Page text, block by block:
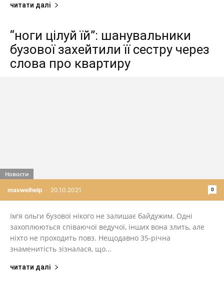
читати далі
“ноги цілуй їй”: шанувальники
бузової захейтили її сестру через
слова про квартиру
maxwelhelp - 20.10.2021 0
Новости
Ім'я ольги бузової нікого не залишає байдужим. Одні
захоплюються співаючої ведучої, інших вона злить, але
ніхто не проходить повз. Нещодавно 35-річна
знаменитість зізналася, що...
читати далі